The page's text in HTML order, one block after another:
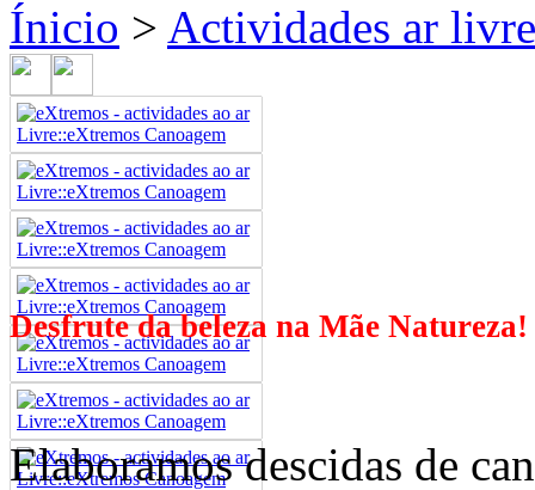
Ínicio > Actividades ar livre
Desfrute da beleza na Mãe Natureza!
Elaboramos descidas de